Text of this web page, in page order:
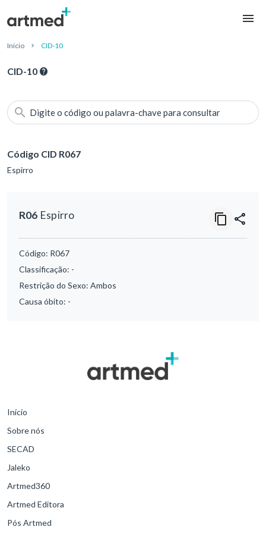
Início CID-10
CID-10
Digite o código ou palavra-chave para consultar
Código CID R067
Espirro
R06 Espirro
Código: R067
Classificação: -
Restrição do Sexo: Ambos
Causa óbito: -
Início
Sobre nós
SECAD
Jaleko
Artmed360
Artmed Editora
Pós Artmed